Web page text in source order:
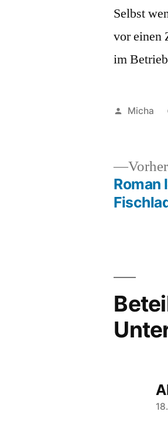
Selbst
vor einen
im
Micha
Roman